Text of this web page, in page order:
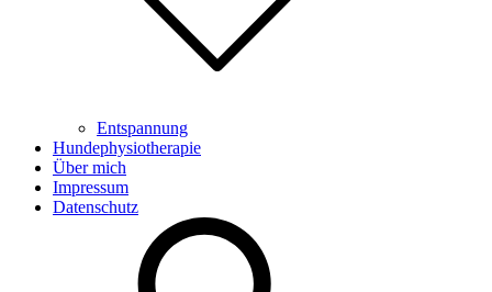
Entspannung
Hundephysiotherapie
Über mich
Impressum
Datenschutz